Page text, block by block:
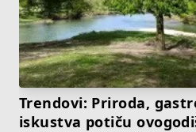
Trendovi: Priroda,
iskustva potiču